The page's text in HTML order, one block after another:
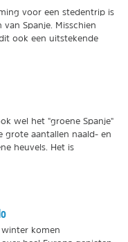
voor een stedentrip is
Spanje. Misschien
ook een uitstekende
wel het "groene Spanje"
grote aantallen naald- en
heuvels. Het is
winter komen